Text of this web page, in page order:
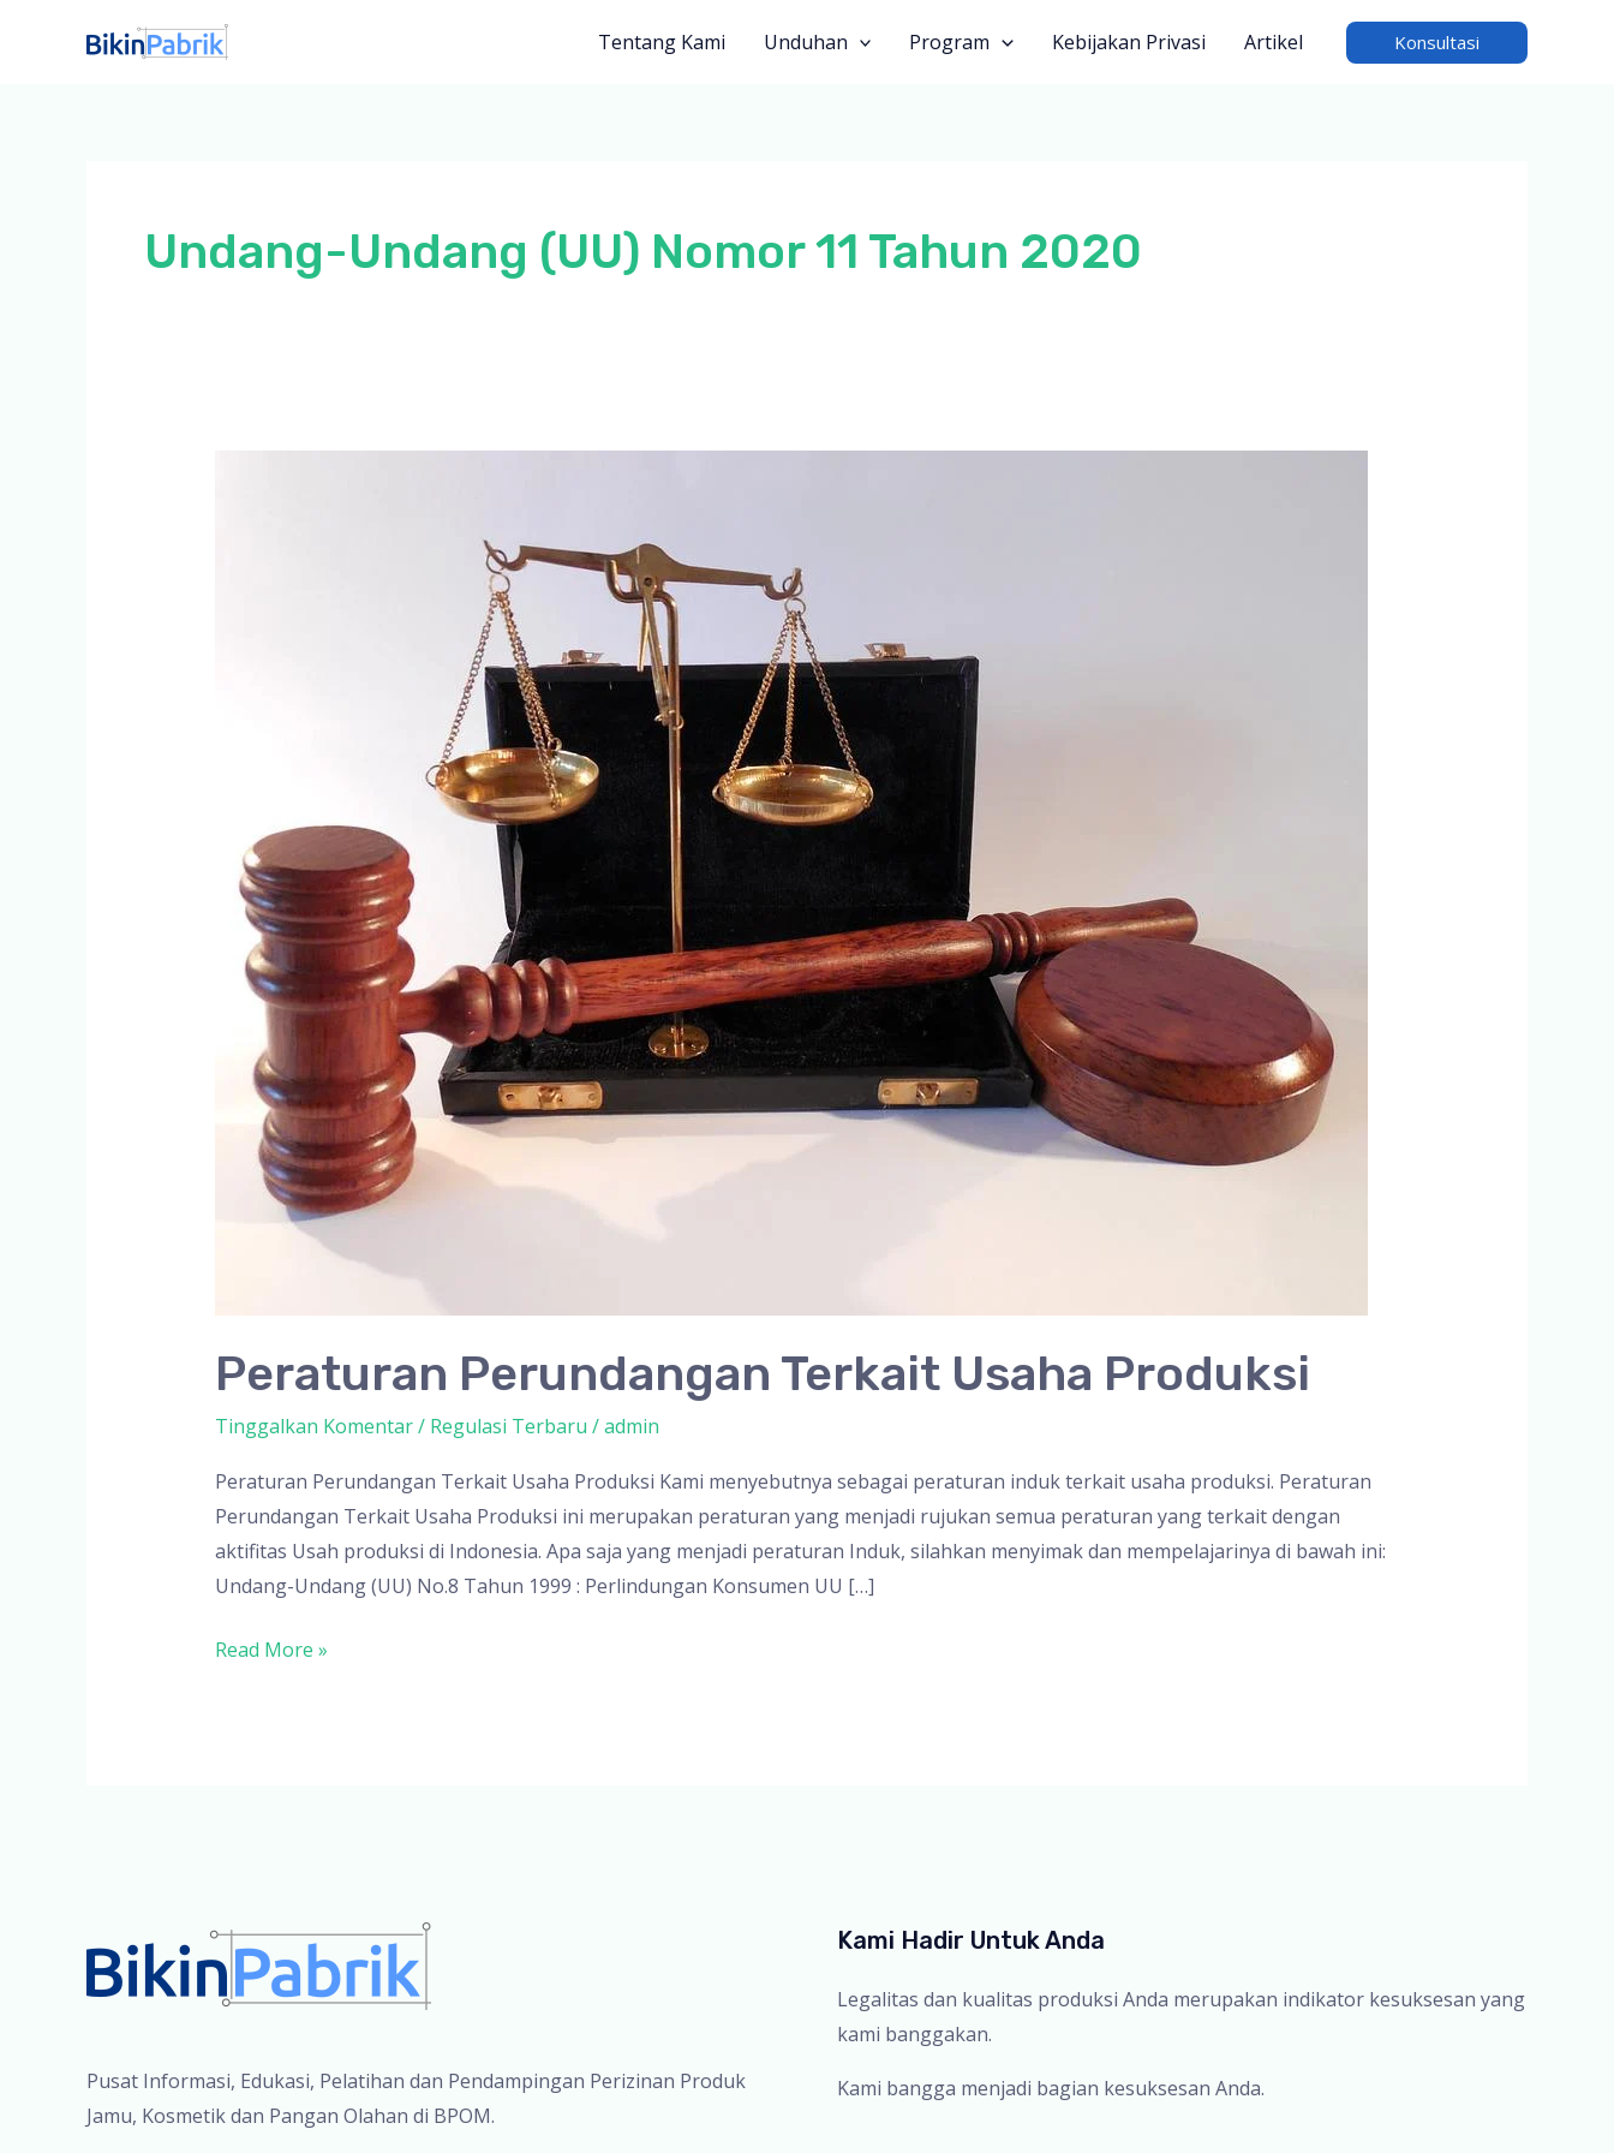
Tentang Kami Unduhan Program Kebijakan Privasi Artikel Konsultasi
Undang-Undang (UU) Nomor 11 Tahun 2020
Peraturan Perundangan Terkait Usaha Produksi
Tinggalkan Komentar/ Regulasi Terbaru /admin
Peraturan Perundangan Terkait Usaha Produksi Kami menyebutnya sebagai peraturan induk terkait usaha produksi. Peraturan
Perundangan Terkait Usaha Produksi ini merupakan peraturan yang menjadi rujukan semua peraturan yang terkait dengan
aktifitas Usah produksi di Indonesia. Apa saja yang menjadi peraturan Induk, silahkan menyimak dan mempelajarinya di bawah ini:
Undang-Undang (UU) No.8 Tahun 1999 : Perlindungan Konsumen UU […]
Peraturan
Read More »
Pusat Informasi, Edukasi, Pelatihan dan Pendampingan Perizinan Produk
Jamu, Kosmetik dan Pangan Olahan di BPOM.
Kami Hadir Untuk Anda
Legalitas dan kualitas produksi Anda merupakan indikator kesuksesan yang
kami banggakan.
Kami bangga menjadi bagian kesuksesan Anda.